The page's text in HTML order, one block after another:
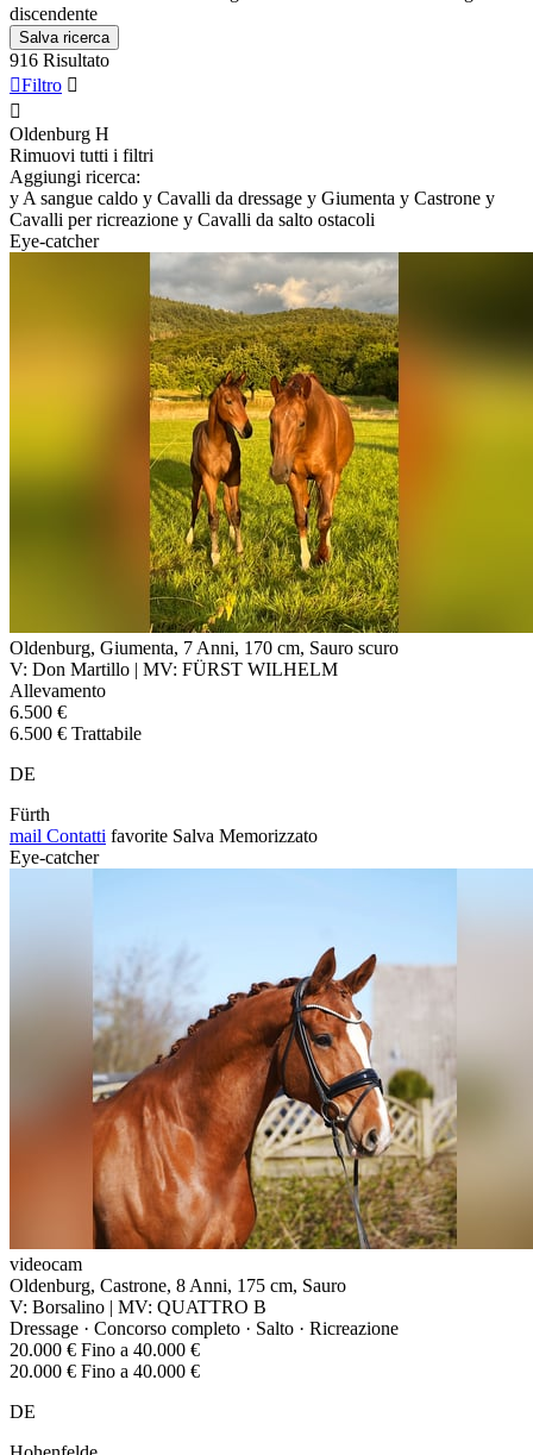
discendente
Salva ricerca
916 Risultato
Filtro 

Oldenburg H
Rimuovi tutti i filtri
Aggiungi ricerca:
y A sangue caldo y Cavalli da dressage y Giumenta y Castrone y
Cavalli per ricreazione y Cavalli da salto ostacoli
Eye-catcher
Oldenburg, Giumenta, 7 Anni, 170 cm, Sauro scuro
V: Don Martillo | MV: FÜRST WILHELM
Allevamento
6.500 €
6.500 € Trattabile
DE
Fürth
mail Contatti favorite Salva Memorizzato
Eye-catcher
videocam
Oldenburg, Castrone, 8 Anni, 175 cm, Sauro
V: Borsalino | MV: QUATTRO B
Dressage · Concorso completo · Salto · Ricreazione
20.000 € Fino a 40.000 €
20.000 € Fino a 40.000 €
DE